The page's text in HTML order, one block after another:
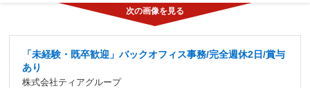
「未経験・既卒歓迎」バックオフィス事務/完全週休2日/賞与
あり
株式会社ティアグループ